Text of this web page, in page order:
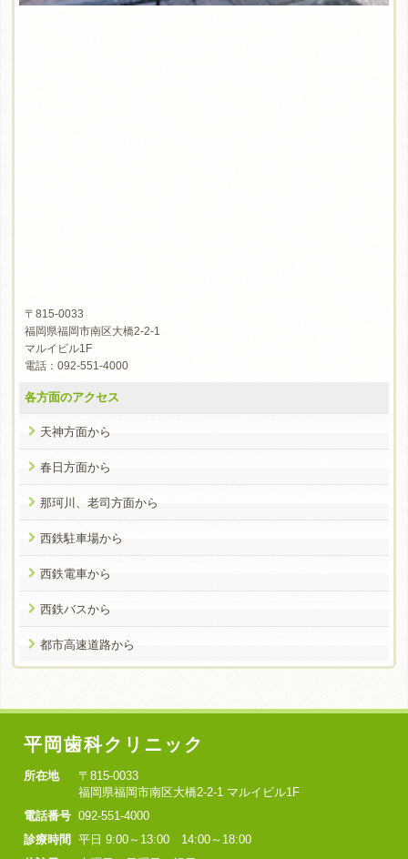
〒815-0033
福岡県福岡市南区大橋2-2-1
マルイビル1F
電話：092-551-4000
各方面のアクセス
天神方面から
春日方面から
那珂川、老司方面から
西鉄駐車場から
西鉄電車から
西鉄バスから
都市高速道路から
平岡歯科クリニック
所在地
〒815-0033
福岡県福岡市南区大橋2-2-1 マルイビル1F
電話番号 092-551-4000
診療時間 平日 9:00～13:00 14:00～18:00